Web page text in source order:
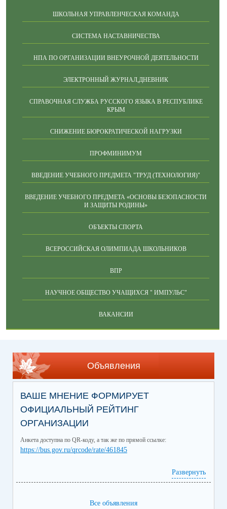
ШКОЛЬНАЯ УПРАВЛЕНЧЕСКАЯ КОМАНДА
СИСТЕМА НАСТАВНИЧЕСТВА
НПА ПО ОРГАНИЗАЦИИ ВНЕУРОЧНОЙ ДЕЯТЕЛЬНОСТИ
ЭЛЕКТРОННЫЙ ЖУРНАЛ,ДНЕВНИК
СПРАВОЧНАЯ СЛУЖБА РУССКОГО ЯЗЫКА В РЕСПУБЛИКЕ
КРЫМ
СНИЖЕНИЕ БЮРОКРАТИЧЕСКОЙ НАГРУЗКИ
ПРОФМИНИМУМ
ВВЕДЕНИЕ УЧЕБНОГО ПРЕДМЕТА "ТРУД (ТЕХНОЛОГИЯ)"
ВВЕДЕНИЕ УЧЕБНОГО ПРЕДМЕТА «ОСНОВЫ БЕЗОПАСНОСТИ
И ЗАЩИТЫ РОДИНЫ»
ОБЪЕКТЫ СПОРТА
ВСЕРОССИЙСКАЯ ОЛИМПИАДА ШКОЛЬНИКОВ
ВПР
НАУЧНОЕ ОБЩЕСТВО УЧАЩИХСЯ " ИМПУЛЬС"
ВАКАНСИИ
Объявления
ВАШЕ МНЕНИЕ ФОРМИРУЕТ
ОФИЦИАЛЬНЫЙ РЕЙТИНГ
ОРГАНИЗАЦИИ
Анкета доступна по QR-коду, а так же по прямой ссылке:
https://bus.gov.ru/qrcode/rate/461845
Развернуть
Все объявления